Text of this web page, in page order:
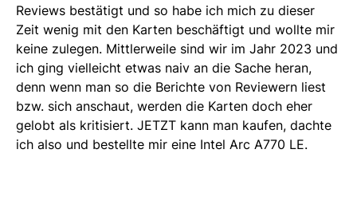
Reviews bestätigt und so habe ich mich zu dieser
Zeit wenig mit den Karten beschäftigt und wollte mir
keine zulegen. Mittlerweile sind wir im Jahr 2023 und
ich ging vielleicht etwas naiv an die Sache heran,
denn wenn man so die Berichte von Reviewern liest
bzw. sich anschaut, werden die Karten doch eher
gelobt als kritisiert. JETZT kann man kaufen, dachte
ich also und bestellte mir eine Intel Arc A770 LE.